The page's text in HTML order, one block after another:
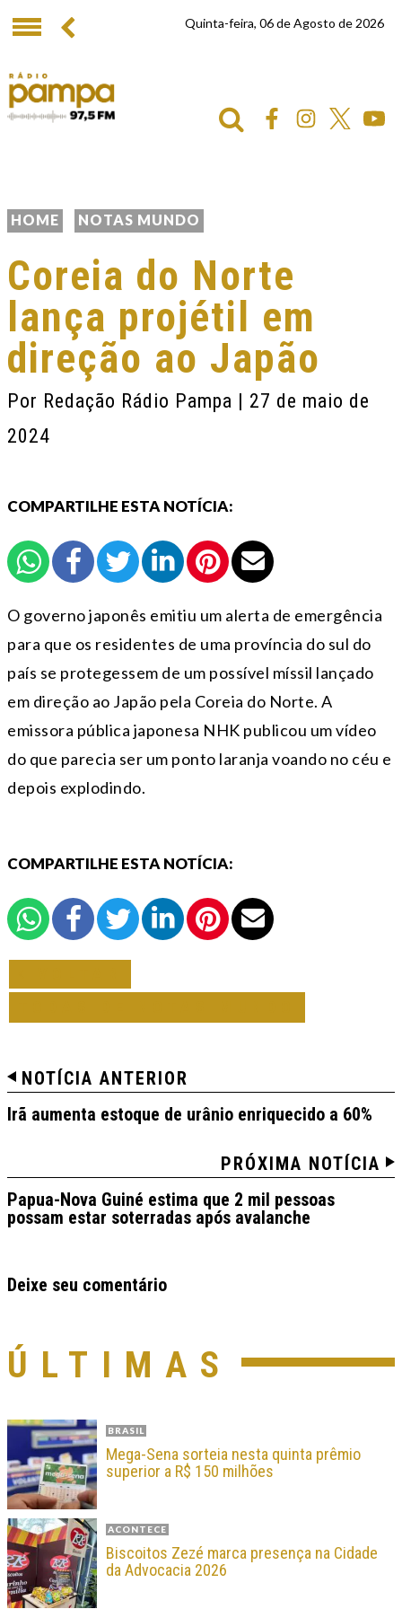
Quinta-feira, 06 de Agosto de 2026
HOME NOTAS MUNDO
Coreia do Norte
lança projétil em
direção ao Japão
Por Redação Rádio Pampa | 27 de maio de
2024
COMPARTILHE ESTA NOTÍCIA:
O governo japonês emitiu um alerta de emergência
para que os residentes de uma província do sul do
país se protegessem de um possível míssil lançado
em direção ao Japão pela Coreia do Norte. A
emissora pública japonesa NHK publicou um vídeo
do que parecia ser um ponto laranja voando no céu e
depois explodindo.
COMPARTILHE ESTA NOTÍCIA:
NOTÍCIA ANTERIOR
Irã aumenta estoque de urânio enriquecido a 60%
PRÓXIMA NOTÍCIA
Papua-Nova Guiné estima que 2 mil pessoas
possam estar soterradas após avalanche
Deixe seu comentário
ÚLTIMAS
BRASIL
Mega-Sena sorteia nesta quinta prêmio
superior a R$ 150 milhões
ACONTECE
Biscoitos Zezé marca presença na Cidade
da Advocacia 2026